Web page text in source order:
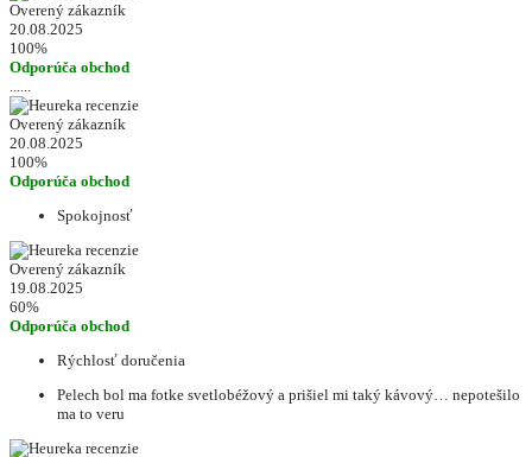
Overený zákazník
20.08.2025
100%
Odporúča obchod
......
Overený zákazník
20.08.2025
100%
Odporúča obchod
Spokojnosť
Overený zákazník
19.08.2025
60%
Odporúča obchod
Rýchlosť doručenia
Pelech bol ma fotke svetlobéžový a prišiel mi taký kávový… nepotešilo
ma to veru